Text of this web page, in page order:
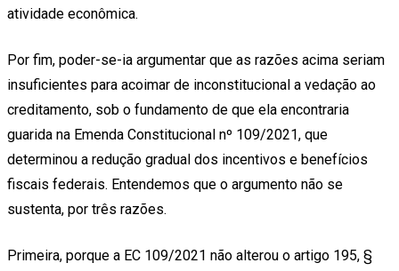
atividade econômica.
Por fim, poder-se-ia argumentar que as razões acima seriam
insuficientes para acoimar de inconstitucional a vedação ao
creditamento, sob o fundamento de que ela encontraria
guarida na Emenda Constitucional nº 109/2021, que
determinou a redução gradual dos incentivos e benefícios
fiscais federais. Entendemos que o argumento não se
sustenta, por três razões.
Primeira, porque a EC 109/2021 não alterou o artigo 195, §